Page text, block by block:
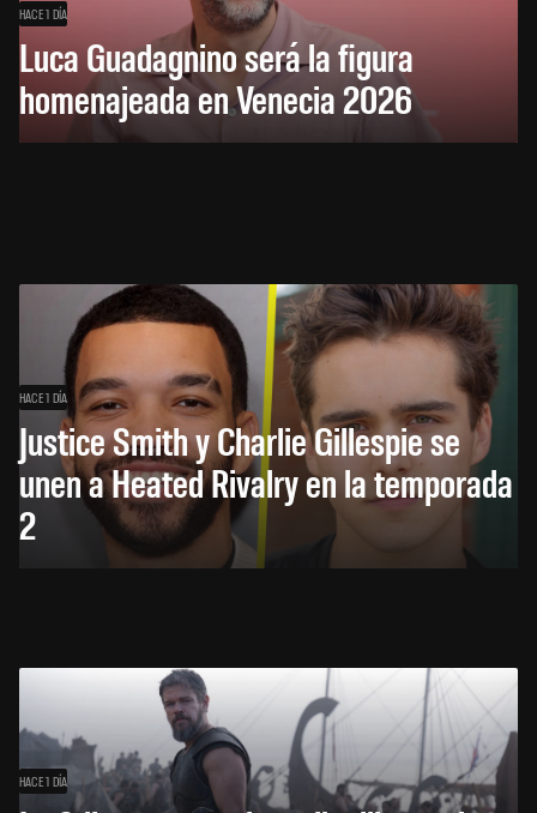
HACE 1 DÍA
Luca Guadagnino será la figura
homenajeada en Venecia 2026
HACE 1 DÍA
Justice Smith y Charlie Gillespie se
unen a Heated Rivalry en la temporada
2
HACE 1 DÍA